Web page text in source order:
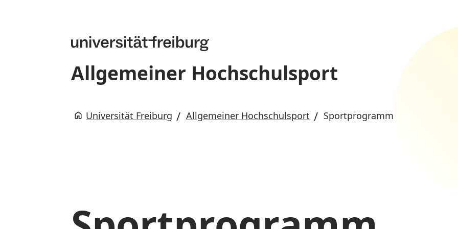
Allgemeiner Hochschulsport
Universität Freiburg Allgemeiner Hochschulsport Sportprogramm